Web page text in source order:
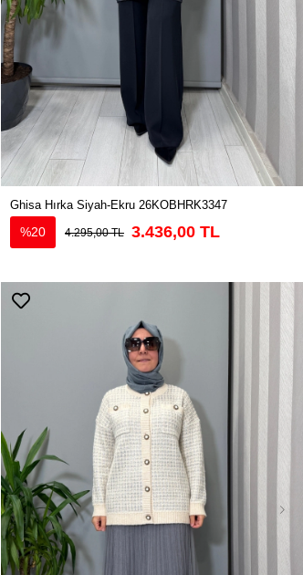
Ghisa Hırka Siyah-Ekru 26KOBHRK3347
%20 4.295,00 TL 3.436,00 TL